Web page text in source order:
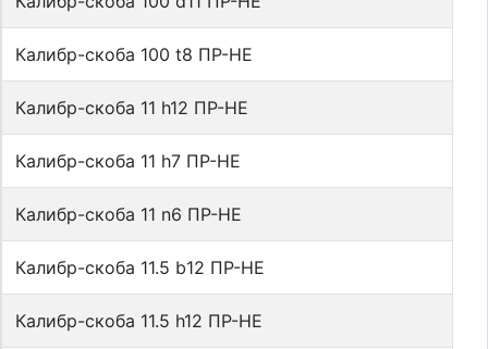
Калибр-скоба 100 t8 ПР-НЕ
Калибр-скоба 11 h12 ПР-НЕ
Калибр-скоба 11 h7 ПР-НЕ
Калибр-скоба 11 n6 ПР-НЕ
Калибр-скоба 11.5 b12 ПР-НЕ
Калибр-скоба 11.5 h12 ПР-НЕ